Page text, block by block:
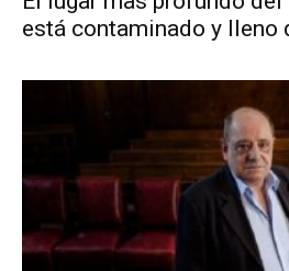
está contaminado y lleno